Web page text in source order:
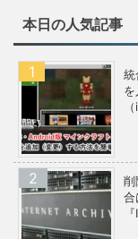
本日の人気記事
統
削
合